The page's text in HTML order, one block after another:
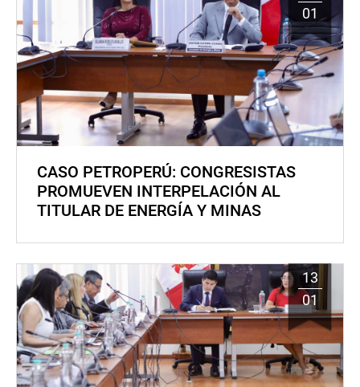
01
CASO PETROPERÚ: CONGRESISTAS
PROMUEVEN INTERPELACIÓN AL
TITULAR DE ENERGÍA Y MINAS
13
01